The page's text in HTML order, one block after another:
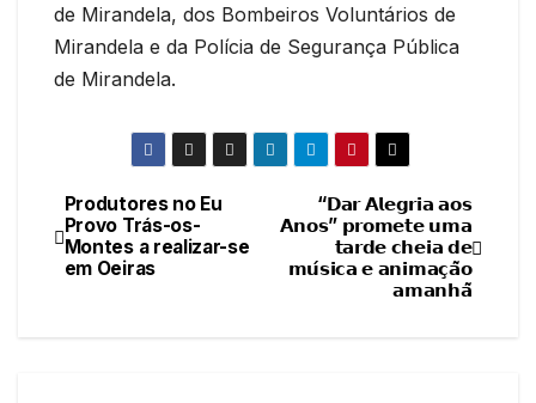
de Mirandela, dos Bombeiros Voluntários de
Mirandela e da Polícia de Segurança Pública
de Mirandela.
Navegação
de
“𝗗𝗮𝗿 𝗔𝗹𝗲𝗴𝗿𝗶𝗮 𝗮𝗼𝘀
𝗔𝗻𝗼𝘀” 𝗽𝗿𝗼𝗺𝗲𝘁𝗲 𝘂𝗺𝗮
𝘁𝗮𝗿𝗱𝗲 𝗰𝗵𝗲𝗶𝗮 𝗱𝗲
𝗺𝘂́𝘀𝗶𝗰𝗮 𝗲 𝗮𝗻𝗶𝗺𝗮𝗰̧𝗮̃𝗼
𝗮𝗺𝗮𝗻𝗵𝗮̃
Produtores no Eu
Provo Trás-os-
Montes a realizar-se
em Oeiras